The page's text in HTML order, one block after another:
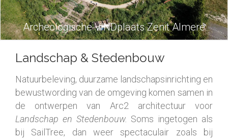
Archeologische VINDplaats Zenit Almere
Landschap & Stedenbouw
Natuurbeleving, duurzame landschapsinrichting en
bewustwording van de omgeving komen samen in
de ontwerpen van Arc2 architectuur voor
Landschap en Stedenbouw. Soms ingetogen als
bij SailTree, dan weer spectaculair zoals bij